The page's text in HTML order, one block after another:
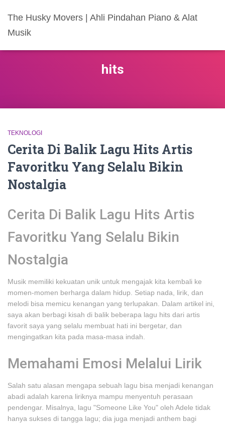
The Husky Movers | Ahli Pindahan Piano & Alat
Musik
hits
TEKNOLOGI
Cerita Di Balik Lagu Hits Artis
Favoritku Yang Selalu Bikin
Nostalgia
Cerita Di Balik Lagu Hits Artis
Favoritku Yang Selalu Bikin
Nostalgia
Musik memiliki kekuatan unik untuk mengajak kita kembali ke
momen-momen berharga dalam hidup. Setiap nada, lirik, dan
melodi bisa memicu kenangan yang terlupakan. Dalam artikel ini,
saya akan berbagi kisah di balik beberapa lagu hits dari artis
favorit saya yang selalu membuat hati ini bergetar, dan
mengingatkan kita pada masa-masa indah.
Memahami Emosi Melalui Lirik
Salah satu alasan mengapa sebuah lagu bisa menjadi kenangan
abadi adalah karena liriknya mampu menyentuh perasaan
pendengar. Misalnya, lagu "Someone Like You" oleh Adele tidak
hanya sukses di tangga lagu; dia juga menjadi anthem bagi